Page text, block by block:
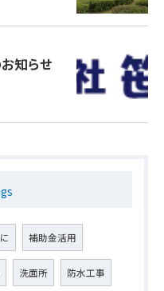
知らせ
補助金活用
洗面所 防水工事